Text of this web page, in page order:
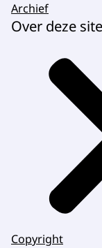
Archief
Over deze site
Copyright